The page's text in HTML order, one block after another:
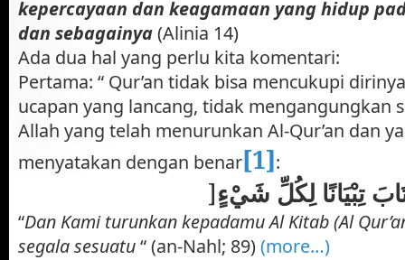
kepercayaan dan keagamaan yang hidup
dan sebagainya(Alinia 14)
Ada dua hal yang perlu kita komentari:
Pertama: “ Qur’an tidak bisa mencukupi
ucapan yang lancang, tidak mengangungkan
Allah yang telah menurunkan Al-Qur’an dan
menyatakan dengan benar
[1]:
تِبْيَانًا لِكُلِّ شَيْءٍ[
“Dan Kami turunkan kepadamu Al Kitab (Al
segala sesuatu“ (an-Nahl; 89)(more…)